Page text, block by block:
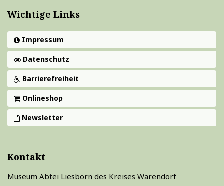
Wichtige Links
Impressum
Datenschutz
Barrierefreiheit
Onlineshop
Newsletter
Kontakt
Museum Abtei Liesborn des Kreises Warendorf